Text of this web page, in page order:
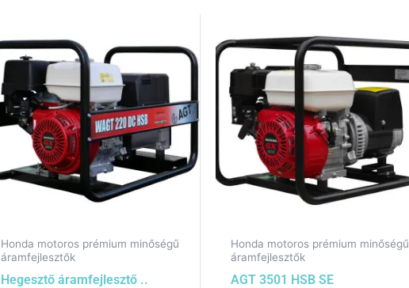
Honda motoros prémium minőségű
áramfejlesztők
Hegesztő áramfejlesztő ..
Honda motoros prémium minőségű
áramfejlesztők
AGT 3501 HSB SE